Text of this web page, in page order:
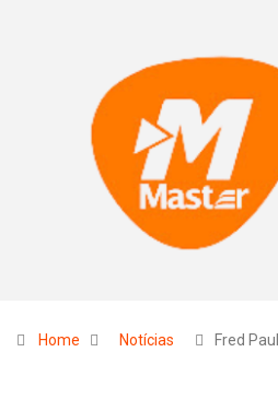
Home Notícias Fred